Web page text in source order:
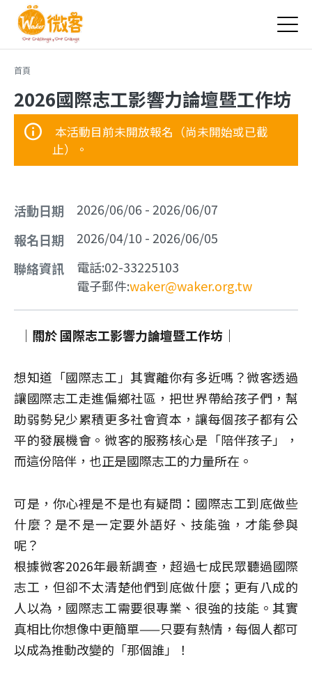
您在這裡
首頁
2026國際志工影響力論壇暨工作坊
本活動目前未開放報名（尚未開始或已截
止）。
活動日期 2026/06/06- 2026/06/07
報名日期
2026/04/10 -2026/06/05
聯絡資訊
電話:02-33225103
電子郵件:waker@waker.org.tw
｜ 關於 國際志工影響力論壇暨工作坊 ｜
想知道「國際志工」其實離你有多近嗎？微客透過
讓國際志工走進偏鄉社區，把世界帶給孩子們，幫
助弱勢兒少累積更多社會資本，讓每個孩子都有公
平的發展機會。微客的服務核心是「陪伴孩子」，
而這份陪伴，也正是國際志工的力量所在。
可是，你心裡是不是也有疑問：國際志工到底做些
什麼？是不是一定要外語好、技能強，才能參與
呢？
根據微客2026年最新調查，超過七成民眾聽過國際
志工，但卻不太清楚他們到底做什麼；更有八成的
人以為，國際志工需要很專業、很強的技能。其實
真相比你想像中更簡單——只要有熱情，每個人都可
以成為推動改變的「那個誰」！